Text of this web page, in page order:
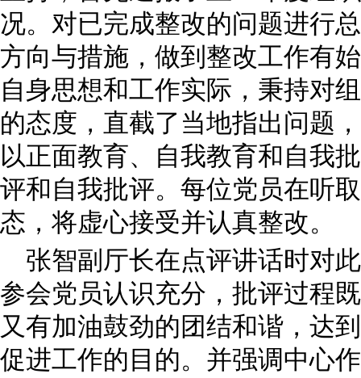
况。对已完成整改的问题进行
方向与措施，做到整改工作有
自身思想和工作实际，秉持对
的态度，直截了当地指出问题
以正面教育、自我教育和自我
评和自我批评。每位党员在听
态，将虚心接受并认真整改。
张智副厅长在点评讲话时对
参会党员认识充分，批评过程
又有加油鼓劲的团结和谐，达
促进工作的目的。并强调中心